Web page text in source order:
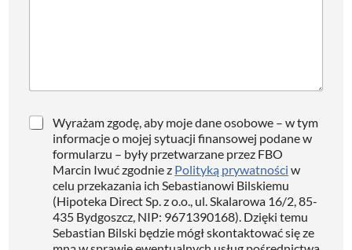
C
Wyrażam zgodę, aby moje dane osobowe – w tym
informacje o mojej sytuacji finansowej podane w
formularzu – były przetwarzane przez FBO
Marcin Iwuć zgodnie z Polityką prywatności w
celu przekazania ich Sebastianowi Bilskiemu
(Hipoteka Direct Sp. z o.o., ul. Skalarowa 16/2, 85-
435 Bydgoszcz, NIP: 9671390168). Dzięki temu
Sebastian Bilski będzie mógł skontaktować się ze